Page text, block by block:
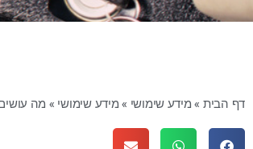
דף הבית » מידע שימושי » מידע שימושי » מה